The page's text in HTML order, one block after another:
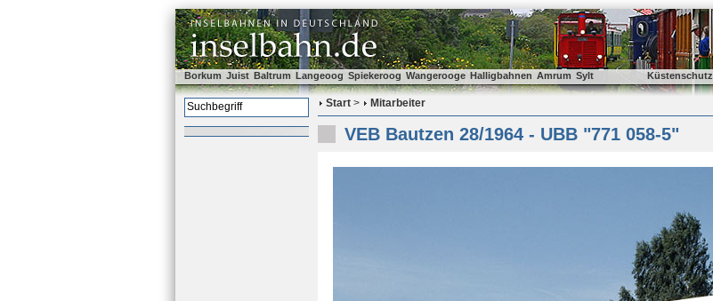
Borkum Juist Baltrum Langeoog Spiekeroog Wangerooge Halligbahnen Amrum Sylt Küstenschutz
Start > Mitarbeiter
VEB Bautzen 28/1964 - UBB "771 058-5"